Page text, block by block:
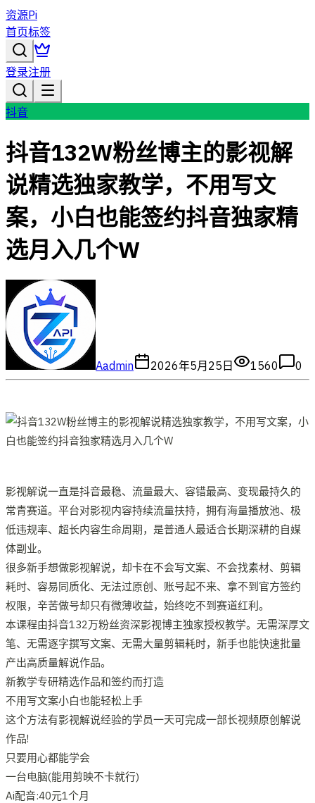
资源Pi
首页标签
登录注册
抖音
抖音132W粉丝博主的影视解
说精选独家教学，不用写文
案，小白也能签约抖音独家精
选月入几个W
Aadmin 2026年5月25日 1560 0
影视解说一直是抖音最稳、流量最大、容错最高、变现最持久的
常青赛道。平台对影视内容持续流量扶持，拥有海量播放池、极
低违规率、超长内容生命周期，是普通人最适合长期深耕的自媒
体副业。
很多新手想做影视解说，却卡在不会写文案、不会找素材、剪辑
耗时、容易同质化、无法过原创、账号起不来、拿不到官方签约
权限，辛苦做号却只有微薄收益，始终吃不到赛道红利。
本课程由抖音132万粉丝资深影视博主独家授权教学。无需深厚文
笔、无需逐字撰写文案、无需大量剪辑耗时，新手也能快速批量
产出高质量解说作品。
新教学专研精选作品和签约而打造
不用写文案小白也能轻松上手
这个方法有影视解说经验的学员一天可完成一部长视频原创解说
作品!
只要用心都能学会
一台电脑(能用剪映不卡就行)
Ai配音:40元1个月